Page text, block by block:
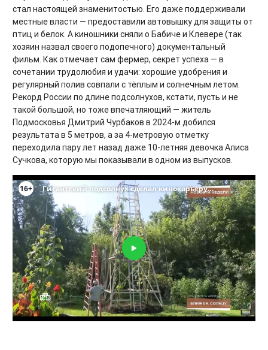
стал настоящей знаменитостью. Его даже поддерживали
местные власти — предоставили автовышку для защиты от
птиц и белок. А киношники сняли о Бабиче и Клевере (так
хозяин назвал своего подопечного) документальный
фильм. Как отмечает сам фермер, секрет успеха — в
сочетании трудолюбия и удачи: хорошие удобрения и
регулярный полив совпали с тёплым и солнечным летом.
Рекорд России по длине подсолнухов, кстати, пусть и не
такой большой, но тоже впечатляющий — житель
Подмосковья Дмитрий Чурбаков в 2024-м добился
результата в 5 метров, а за 4-метровую отметку
переходила пару лет назад даже 10-летняя девочка Алиса
Сучкова, которую мы показывали в одном из выпусков.